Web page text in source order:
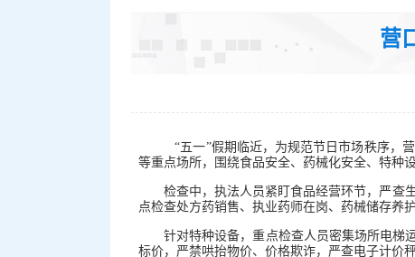
营
“五一”假期临近，为规范节日市场秩序，
等重点场所，围绕食品安全、药械化安全、特种
检查中，执法人员紧盯食品经营环节，严查生
点检查处方药销售、执业药师在岗、药械储存养
针对特种设备，重点检查人员密集场所电梯运
标价，严禁哄抬物价、价格欺诈，严查电子计价